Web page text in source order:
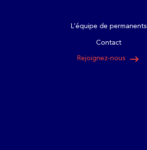
L’équipe de permanents
Contact
Rejoignez-nous keyboard_backspace